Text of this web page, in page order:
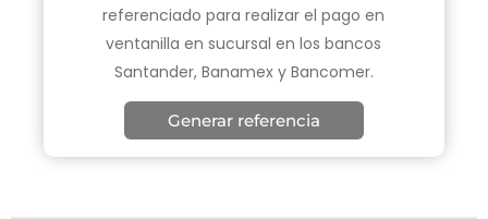
referenciado para realizar el pago en
ventanilla en sucursal en los bancos
Santander, Banamex y Bancomer.
Generar referencia